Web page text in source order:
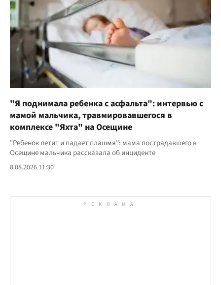
"Я поднимала ребенка с асфальта": интервью с
мамой мальчика, травмировавшегося в
комплексе "Яхта" на Осещине
"Ребенок летит и падает плашмя": мама пострадавшего в
Осещине мальчика рассказала об инциденте
8.08.2026 11:30